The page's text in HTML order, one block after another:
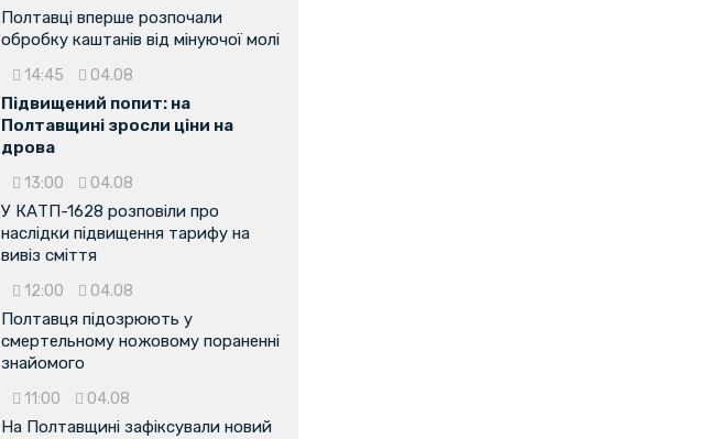
Полтавці вперше розпочали
обробку каштанів від мінуючої молі
14:45 04.08
Підвищений попит: на
Полтавщині зросли ціни на
дрова
13:00 04.08
У КАТП-1628 розповіли про
наслідки підвищення тарифу на
вивіз сміття
12:00 04.08
Полтавця підозрюють у
смертельному ножовому пораненні
знайомого
11:00 04.08
На Полтавщині зафіксували новий